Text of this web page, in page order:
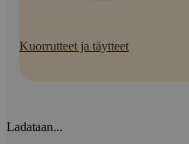
Kuorrutteet ja täytteet
Ladataan...